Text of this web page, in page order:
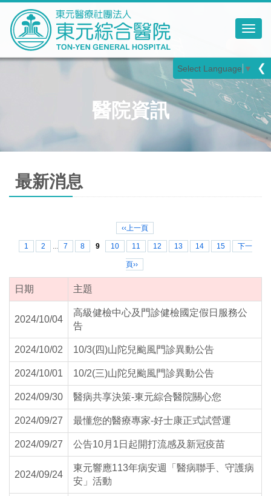
Select Language ▼ ❮
醫院資訊
最新消息
‹‹上一頁
1 2 ... 7 8 9 10 11 12 13 14 15 下一
頁››
日期 主題
2024/10/04
高級健檢中心及門診健檢國定假日服務公
告
2024/10/02 10/3(四)山陀兒颱風門診異動公告
2024/10/01 10/2(三)山陀兒颱風門診異動公告
2024/09/30 醫病共享決策-東元綜合醫院關心您
2024/09/27 最懂您的醫療專家-好士康正式試營運
2024/09/27 公告10月1日起開打流感及新冠疫苗
2024/09/24
東元響應113年病安週「醫病聯手、守護病
安」活動